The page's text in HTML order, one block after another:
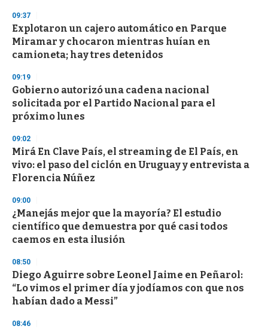
d
s
o
f
3
s
e
c
o
n
d
09:37
Explotaron un cajero automático en Parque
Miramar y chocaron mientras huían en
camioneta; hay tres detenidos
09:19
Gobierno autorizó una cadena nacional
solicitada por el Partido Nacional para el
próximo lunes
09:02
Mirá En Clave País, el streaming de El País, en
vivo: el paso del ciclón en Uruguay y entrevista a
Florencia Núñez
09:00
¿Manejás mejor que la mayoría? El estudio
científico que demuestra por qué casi todos
caemos en esta ilusión
08:50
Diego Aguirre sobre Leonel Jaime en Peñarol:
“Lo vimos el primer día y jodíamos con que nos
habían dado a Messi”
08:46